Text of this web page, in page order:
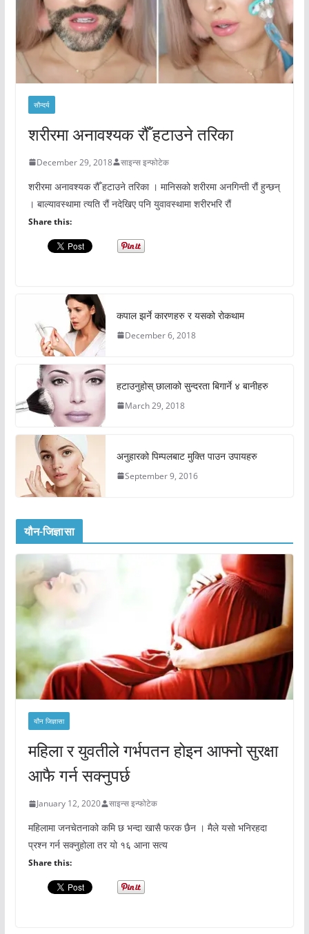
सौन्दर्य
शरीरमा अनावश्यक रौँ हटाउने तरिका
December 29, 2018 साइन्स इन्फोटेक
शरीरमा अनावश्यक रौँ हटाउने तरिका । मानिसको शरीरमा अनगिन्ती रौं हुन्छन्
। बाल्यावस्थामा त्यति रौं नदेखिए पनि युवावस्थामा शरीरभरि रौं
Share this:
कपाल झर्ने कारणहरु र यसको रोकथाम
December 6, 2018
हटाउनुहोस् छालाको सुन्दरता बिगार्ने ४ बानीहरु
March 29, 2018
अनुहारको पिम्पलबाट मुक्ति पाउन उपायहरु
September 9, 2016
यौन-जिज्ञासा
यौन जिज्ञासा
महिला र युवतीले गर्भपतन होइन आफ्नो सुरक्षा
आफै गर्न सक्नुपर्छ
January 12, 2020 साइन्स इन्फोटेक
महिलामा जनचेतनाको कमि छ भन्दा खासै फरक छैन । मैले यसो भनिरहदा
प्रश्न गर्न सक्नुहोला तर यो १६ आना सत्य
Share this: